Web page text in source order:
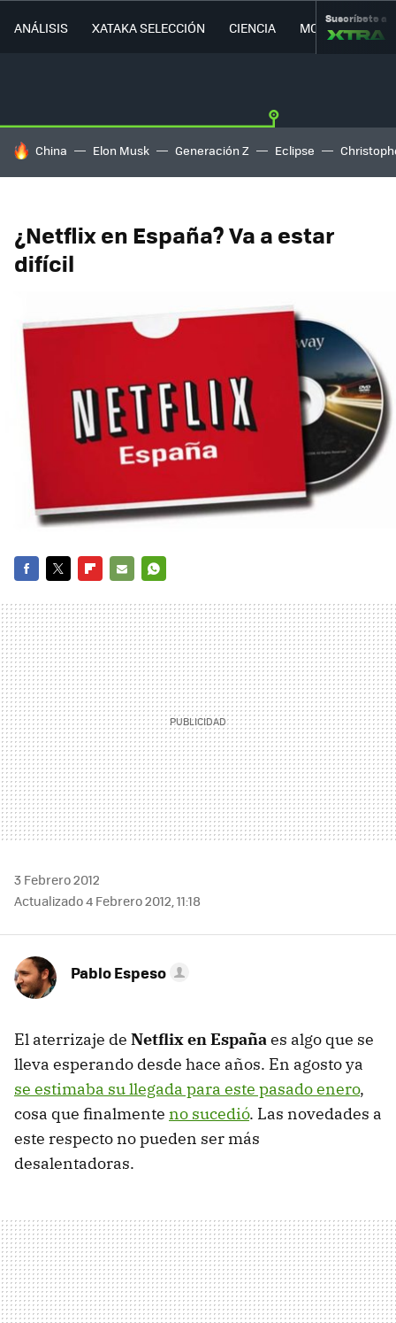
ANÁLISIS XATAKA SELECCIÓN CIENCIA MOVILIDAD
Suscríbete a
HOY SE HABLA DE
China Elon Musk Generación Z Eclipse
¿Netflix en España? Va a estar
difícil
MAIL
3 Febrero 2012
Actualizado 4 Febrero 2012, 11:18
Pablo Espeso
El aterrizaje de Netflix en Españaes algo que se
lleva esperando desde hace años. En agosto ya
se estimaba su llegada para este pasado enero,
cosa que finalmente no sucedió. Las novedades a
este respecto no pueden ser más
desalentadoras.